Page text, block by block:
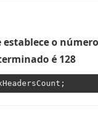
o
é 128